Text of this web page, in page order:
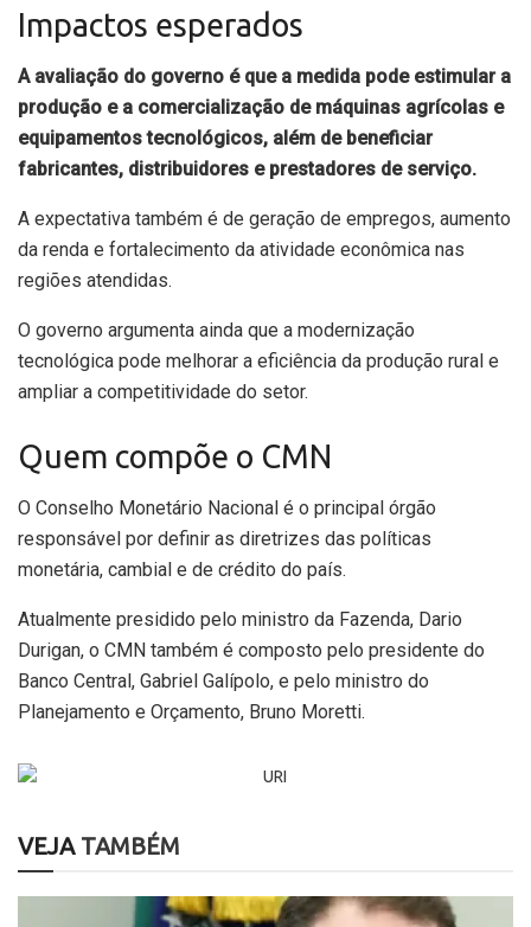
Impactos esperados
A avaliação do governo é que a medida pode estimular a
produção e a comercialização de máquinas agrícolas e
equipamentos tecnológicos, além de beneficiar
fabricantes, distribuidores e prestadores de serviço.
A expectativa também é de geração de empregos, aumento
da renda e fortalecimento da atividade econômica nas
regiões atendidas.
O governo argumenta ainda que a modernização
tecnológica pode melhorar a eficiência da produção rural e
ampliar a competitividade do setor.
Quem compõe o CMN
O Conselho Monetário Nacional é o principal órgão
responsável por definir as diretrizes das políticas
monetária, cambial e de crédito do país.
Atualmente presidido pelo ministro da Fazenda, Dario
Durigan, o CMN também é composto pelo presidente do
Banco Central, Gabriel Galípolo, e pelo ministro do
Planejamento e Orçamento, Bruno Moretti.
VEJATAMBÉM